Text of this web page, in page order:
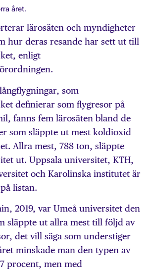
året.
lärosäten och myndigheter
hur deras resande har sett ut till
enligt
som
definierar som flygresor på
fanns fem lärosäten bland de
som släppte ut mest koldioxid
Allra mest, 788 ton, släppte
ut. Uppsala universitet, KTH,
och Karolinska institutet är
listan.
2019, var Umeå universitet den
släppte ut allra mest till följd av
det vill säga som understiger
minskade man den typen av
procent, men med